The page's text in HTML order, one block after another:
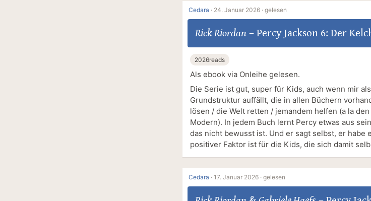
Cedara · 24. Januar 2026 · gelesen
Rick Riordan – Percy Jackson 6: Der
2026reads
Als ebook via Onleihe gelesen.
Die Serie ist gut, super für Kids, auch wenn mir
Grundstruktur auffällt, die in allen Büchern
lösen / die Welt retten / jemandem helfen (a la
Modern). In jedem Buch lernt Percy etwas aus
das nicht bewusst ist. Und er sagt selbst, er habe
positiver Faktor ist für die Kids, die sich damit
Cedara · 17. Januar 2026 · gelesen